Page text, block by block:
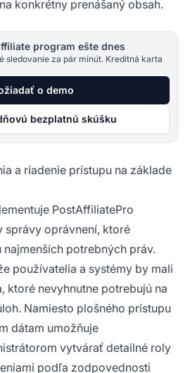
konkrétny prenášaný obsah.
program ešte dnes
sledovanie za pár minút. Kreditná karta
o demo
bezplatnú skúšku
a riadenie prístupu na základe
PostAffiliatePro
správy oprávnení, ktoré
potrebných práv.
používatelia a systémy by mali
ktoré nevyhnutne potrebujú na
Namiesto plošného prístupu
dátam umožňuje
vytvárať detailné roly
podľa zodpovednosti